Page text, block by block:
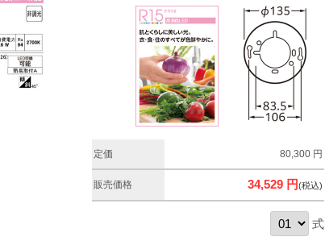
定価 80,300 円
販売価格 34,529 円(税込)
式